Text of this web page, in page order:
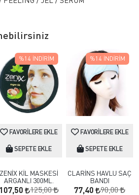
FAVORILERE EKLE
SEPETE EKLE
ZENİX KİL MASKESİ
ARGANLI 300ML.
107,50 125,00
%14 İNDIRIM
FAVORILERE EKLE
SEPETE EKLE
CLARİNS HAVLU SAÇ
BANDI
77,40 90,00
%14 İNDIRIM